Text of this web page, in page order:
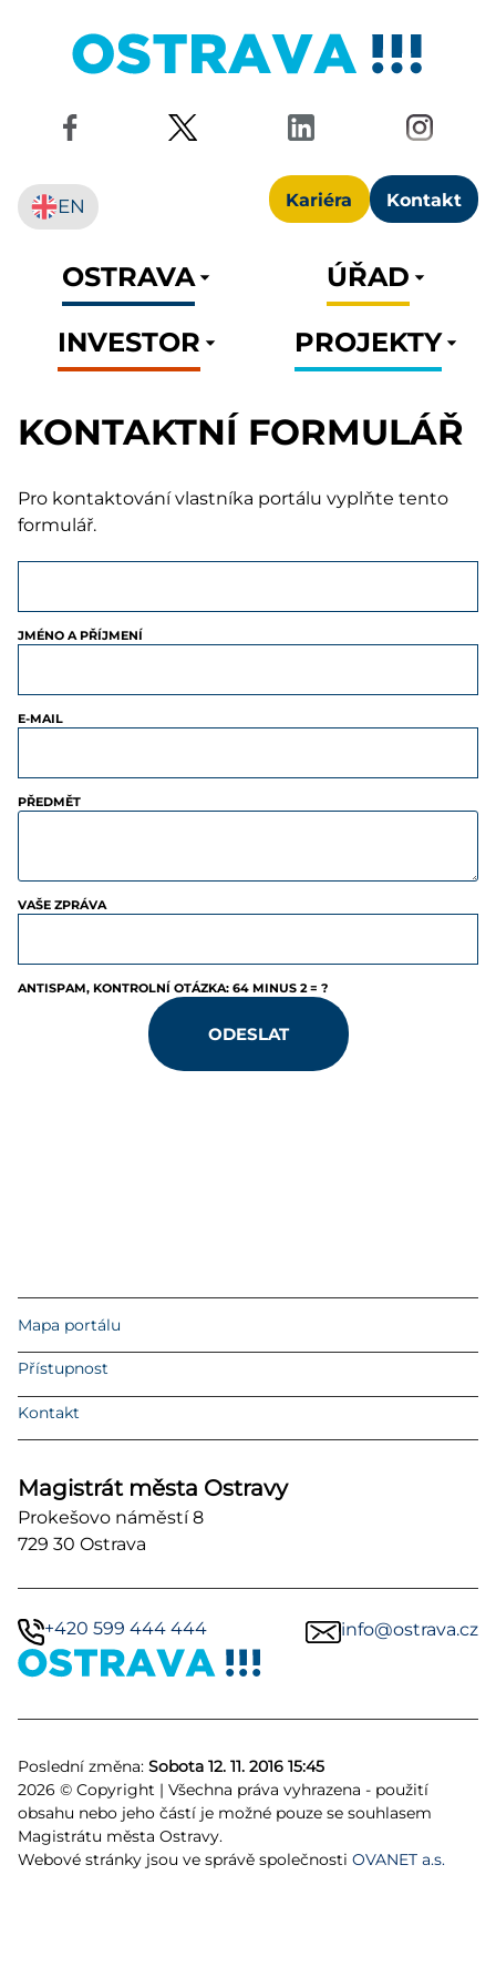
Kariéra Kontakt
EN
OSTRAVA
ÚŘAD
INVESTOR
PROJEKTY
KONTAKTNÍ FORMULÁŘ
Pro kontaktování vlastníka portálu vyplňte tento
formulář.
JMÉNO A PŘÍJMENÍ
E-MAIL
PŘEDMĚT
VAŠE ZPRÁVA
ANTISPAM, KONTROLNÍ OTÁZKA: 64 MINUS 2 = ?
ODESLAT
Mapa portálu
Přístupnost
Kontakt
Magistrát města Ostravy
Prokešovo náměstí 8
729 30 Ostrava
+420 599 444 444 info@ostrava.cz
Poslední změna: Sobota 12. 11. 2016 15:45
2026 © Copyright | Všechna práva vyhrazena - použití
obsahu nebo jeho částí je možné pouze se souhlasem
Magistrátu města Ostravy.
Webové stránky jsou ve správě společnosti OVANET a.s.